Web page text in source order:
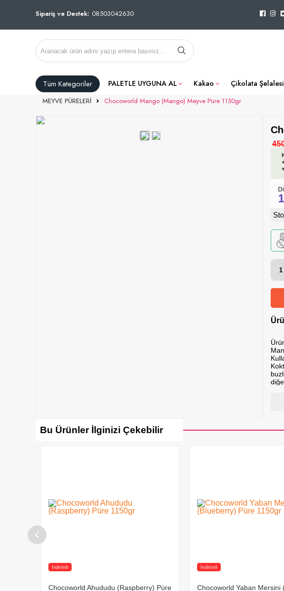
Sipariş ve Destek: 08503042630
Tüm Kategoriler PALETLE UYGUNA AL Kakao Çikolata Şelalesi
MEYVE PÜRELERİ Chocoworld Mango (Mango) Meyve Püre 1150gr
1kg
ve
raf
Bu Ürünler İlginizi Çekebilir
İndirimli
Chocoworld Ahududu (Raspberry) Püre
İndirimli
Chocoworld Yaban Mersini